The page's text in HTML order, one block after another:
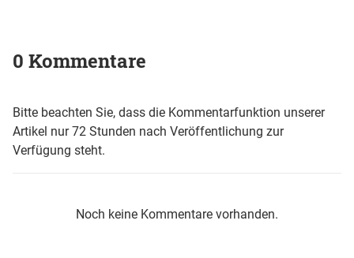
0 Kommentare
Bitte beachten Sie, dass die Kommentarfunktion unserer
Artikel nur 72 Stunden nach Veröffentlichung zur
Verfügung steht.
Noch keine Kommentare vorhanden.